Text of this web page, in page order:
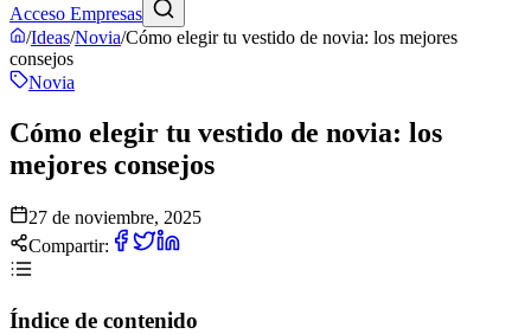
Acceso Empresas
/Ideas/Novia/Cómo elegir tu vestido de novia: los mejores
consejos
Novia
Cómo elegir tu vestido de novia: los
mejores consejos
27 de noviembre, 2025
Compartir:
Índice de contenido